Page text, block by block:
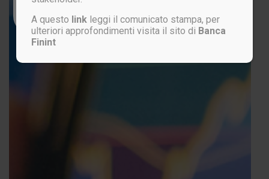
Not registered yet?
A questo link leggi il comunicato stampa, per
ulteriori approfondimenti visita il sito di Banca
Finint